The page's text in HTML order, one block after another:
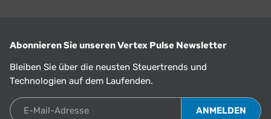
Abonnieren Sie unseren Vertex Pulse Newsletter
Bleiben Sie über die neusten Steuertrends und
Technologien auf dem Laufenden.
E-Mail-Adresse